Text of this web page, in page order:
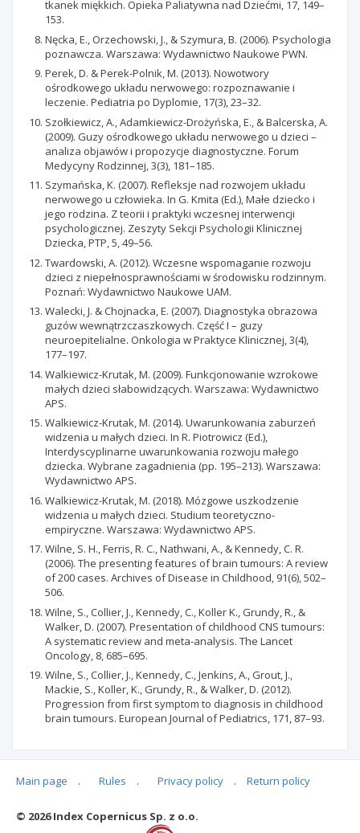
tkanek miękkich. Opieka Paliatywna nad Dziećmi, 17, 149–
153.
Nęcka, E., Orzechowski, J., & Szymura, B. (2006). Psychologia
poznawcza. Warszawa: Wydawnictwo Naukowe PWN.
Perek, D. & Perek-Polnik, M. (2013). Nowotwory
ośrodkowego układu nerwowego: rozpoznawanie i
leczenie. Pediatria po Dyplomie, 17(3), 23–32.
Szołkiewicz, A., Adamkiewicz-Drożyńska, E., & Balcerska, A.
(2009). Guzy ośrodkowego układu nerwowego u dzieci –
analiza objawów i propozycje diagnostyczne. Forum
Medycyny Rodzinnej, 3(3), 181–185.
Szymańska, K. (2007). Refleksje nad rozwojem układu
nerwowego u człowieka. In G. Kmita (Ed.), Małe dziecko i
jego rodzina. Z teorii i praktyki wczesnej interwencji
psychologicznej. Zeszyty Sekcji Psychologii Klinicznej
Dziecka, PTP, 5, 49–56.
Twardowski, A. (2012). Wczesne wspomaganie rozwoju
dzieci z niepełnosprawnościami w środowisku rodzinnym.
Poznań: Wydawnictwo Naukowe UAM.
Walecki, J. & Chojnacka, E. (2007). Diagnostyka obrazowa
guzów wewnątrzczaszkowych. Część I – guzy
neuroepitelialne. Onkologia w Praktyce Klinicznej, 3(4),
177–197.
Walkiewicz-Krutak, M. (2009). Funkcjonowanie wzrokowe
małych dzieci słabowidzących. Warszawa: Wydawnictwo
APS.
Walkiewicz-Krutak, M. (2014). Uwarunkowania zaburzeń
widzenia u małych dzieci. In R. Piotrowicz (Ed.),
Interdyscyplinarne uwarunkowania rozwoju małego
dziecka. Wybrane zagadnienia (pp. 195–213). Warszawa:
Wydawnictwo APS.
Walkiewicz-Krutak, M. (2018). Mózgowe uszkodzenie
widzenia u małych dzieci. Studium teoretyczno-
empiryczne. Warszawa: Wydawnictwo APS.
Wilne, S. H., Ferris, R. C., Nathwani, A., & Kennedy, C. R.
(2006). The presenting features of brain tumours: A review
of 200 cases. Archives of Disease in Childhood, 91(6), 502–
506.
Wilne, S., Collier, J., Kennedy, C., Koller K., Grundy, R., &
Walker, D. (2007). Presentation of childhood CNS tumours:
A systematic review and meta-analysis. The Lancet
Oncology, 8, 685–695.
Wilne, S., Collier, J., Kennedy, C., Jenkins, A., Grout, J.,
Mackie, S., Koller, K., Grundy, R., & Walker, D. (2012).
Progression from first symptom to diagnosis in childhood
brain tumours. European Journal of Pediatrics, 171, 87–93.
Articles quoting
Main page . Rules . Privacy policy . Return policy
© 2026 Index Copernicus Sp. z o.o.